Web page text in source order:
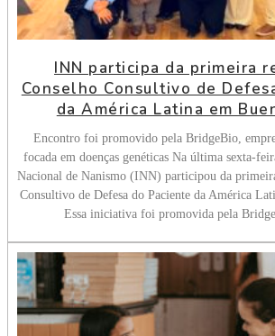
INN participa da primeira
Conselho Consultivo de
da América Latina em
Encontro foi promovido pela BridgeBio,
focada em doenças genéticas Na última sexta-
Nacional de Nanismo (INN) participou da
Consultivo de Defesa do Paciente da América
Essa iniciativa foi promovida pela